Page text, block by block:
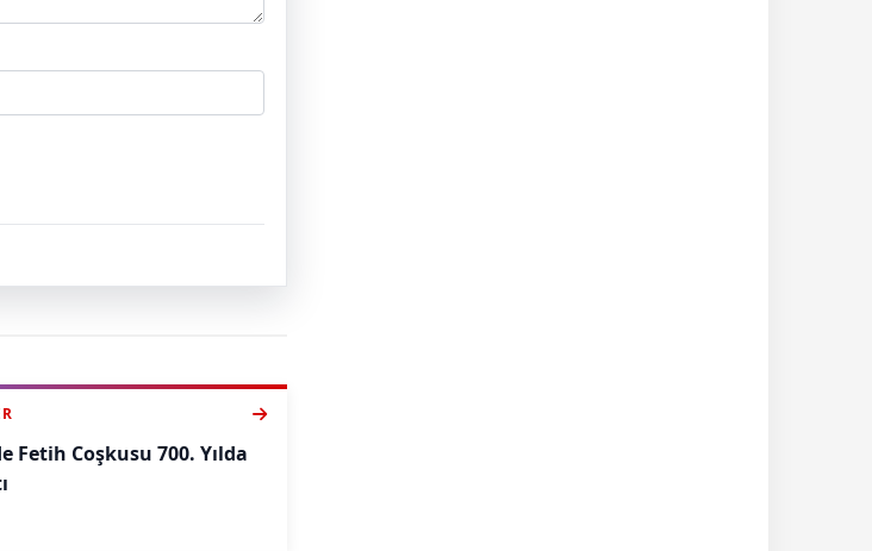
Fetih Coşkusu 700. Yılda